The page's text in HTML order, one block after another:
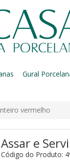
Gural
vermelho
Assar e
Código do Produto: